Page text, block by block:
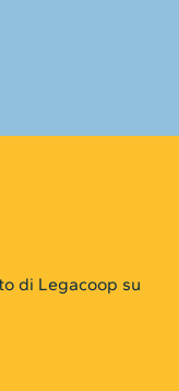
di Legacoop su